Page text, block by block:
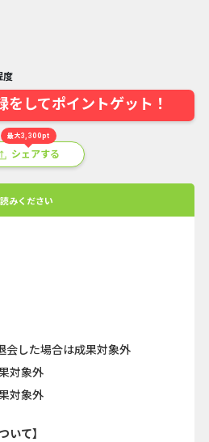
度
をしてポイントゲット！
最大3,300pt
シェアする
みください
した場合は成果対象外
対象外
対象外
いて】